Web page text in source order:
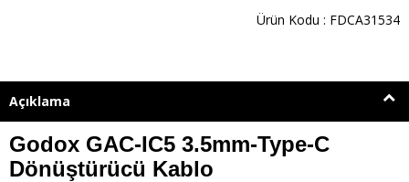
Ürün Kodu : FDCA31534
Açıklama
Godox GAC-IC5 3.5mm-Type-C
Dönüştürücü Kablo